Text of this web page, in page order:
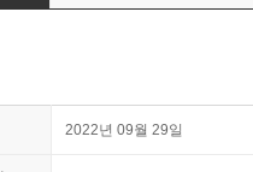
2022년 09월 29일